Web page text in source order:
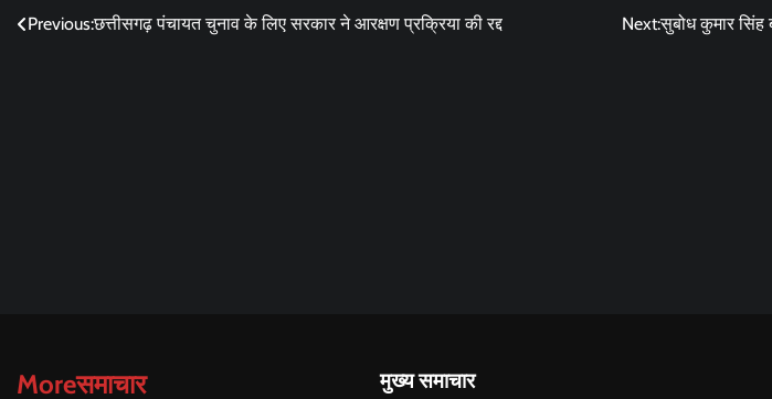
Post
Previous:छत्तीसगढ़ पंचायत चुनाव के लिए सरकार ने आरक्षण प्रक्रिया की रद्द Next:सुबोध कुमार
Moreसमाचार मुख्य समाचार